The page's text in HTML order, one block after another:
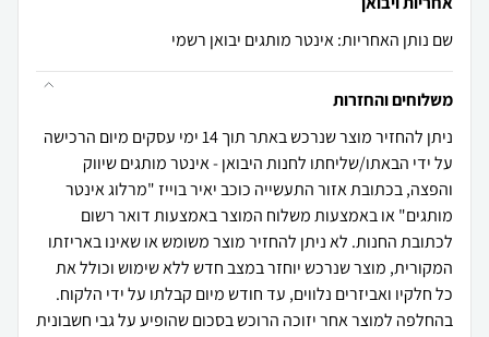
שם נותן האחריות: אינטר מותגים יבואן רשמי
משלוחים והחזרות
ניתן להחזיר מוצר שנרכש באתר תוך 14 ימי עסקים מיום הרכישה
על ידי הבאתו/שליחתו לחנות היבואן - אינטר מותגים שיווק
והפצה, בכתובת אזור התעשייה כוכב יאיר בוייז "מרלוג אינטר
מותגים" או באמצעות משלוח המוצר באמצעות דואר רשום
לכתובת החנות. לא ניתן להחזיר מוצר משומש או שאינו באריזתו
המקורית, מוצר שנרכש יוחזר במצב חדש ללא שימוש וכולל את
כל חלקיו ואביזרים נלווים, עד חודש מיום קבלתו על ידי הלקוח.
בהחלפה למוצר אחר יזוכה הרוכש בסכום שהופיע על גבי חשבונית